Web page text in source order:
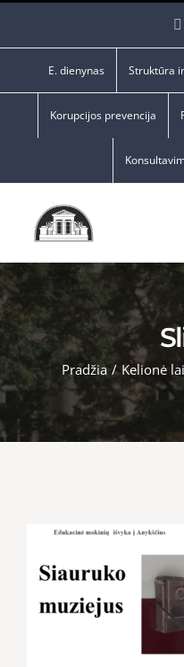
E. dienynas Struktūra
Korupcijos prevencija
Pradžia / Kelionė